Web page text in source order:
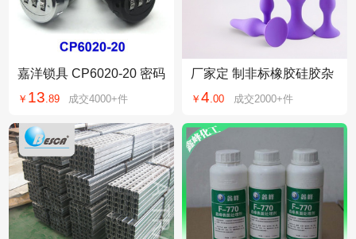
嘉洋锁具 CP6020-20 密码
门柜密码锁
￥ 13 89 成交4000+件
厂家定 制非标橡胶硅胶杂
工定 制硅胶塞
￥4 .00 成交2000+件